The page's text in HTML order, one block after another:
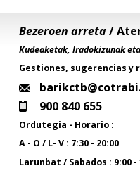
Bezeroen arreta/
Kudeaketak, Iradokizunak
Gestiones, sugerencias y
900 840 655
Ordutegia - Horario :
A - O / L- V : 7:30 - 20:00
Larunbat / Sabados : 9:00 -